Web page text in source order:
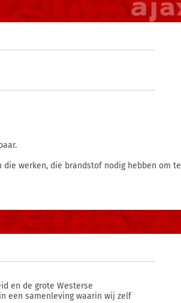
werken, die brandstof nodig hebben om te
en de grote Westerse
een samenleving waarin wij zelf